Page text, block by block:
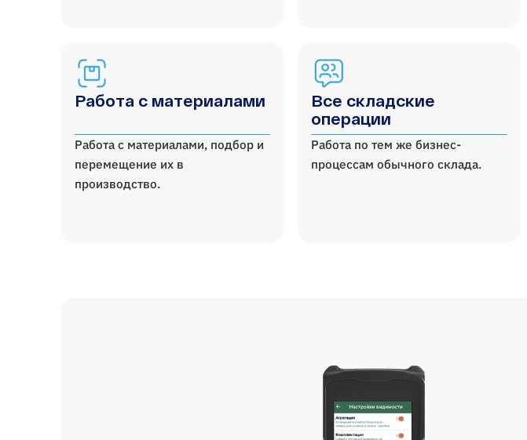
Работа с материалами
Работа с материалами, подбор и
перемещение их в
производство.
Все складские
операции
Работа по тем же бизнес-
процессам обычного склада.